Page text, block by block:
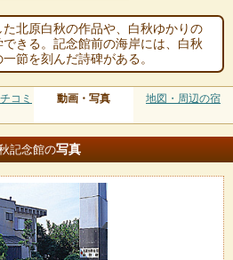
北原白秋の作品や、白秋ゆかりの
きる。記念館前の海岸には、白秋
節を刻んだ詩碑がある。
コミ 動画・写真 地図・周辺の宿
記念館の写真